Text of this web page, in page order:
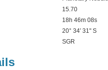
15.70
18h 46m 08s
20° 34′ 31" S
SGR